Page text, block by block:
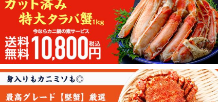
★同梱送料無料★